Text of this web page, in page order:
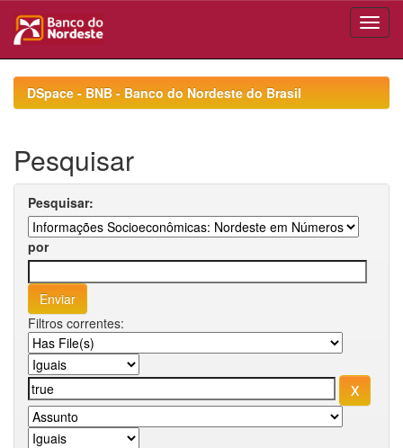
navigationDSpace - BNB - Banco do Nordeste do Brasil
Pesquisar
Pesquisar:
por
Filtros correntes: